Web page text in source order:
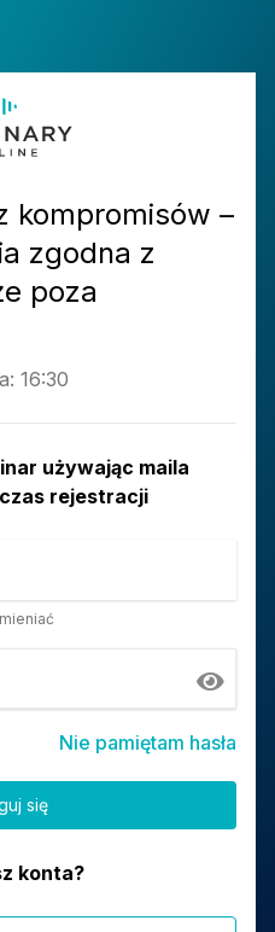
kompromisów –
zgodna z
poza
16:30
używając maila
rejestracji
Nie pamiętam hasła
konta?